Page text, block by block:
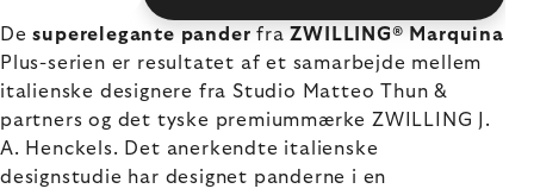
Desuperelegante pander fraZWILLING® Marquina
Plus-serien er resultatet af et samarbejde mellem
italienske designere fra Studio Matteo Thun &
partners og det tyske premiummærke ZWILLING J.
A. Henckels. Det anerkendte italienske
designstudie har designet panderne i en